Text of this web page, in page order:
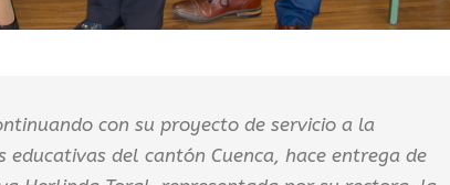
con su proyecto de servicio a la
del cantón Cuenca, hace entrega de